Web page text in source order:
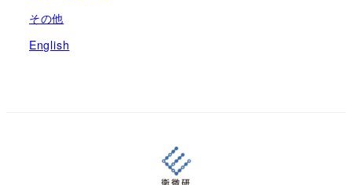
その他
English